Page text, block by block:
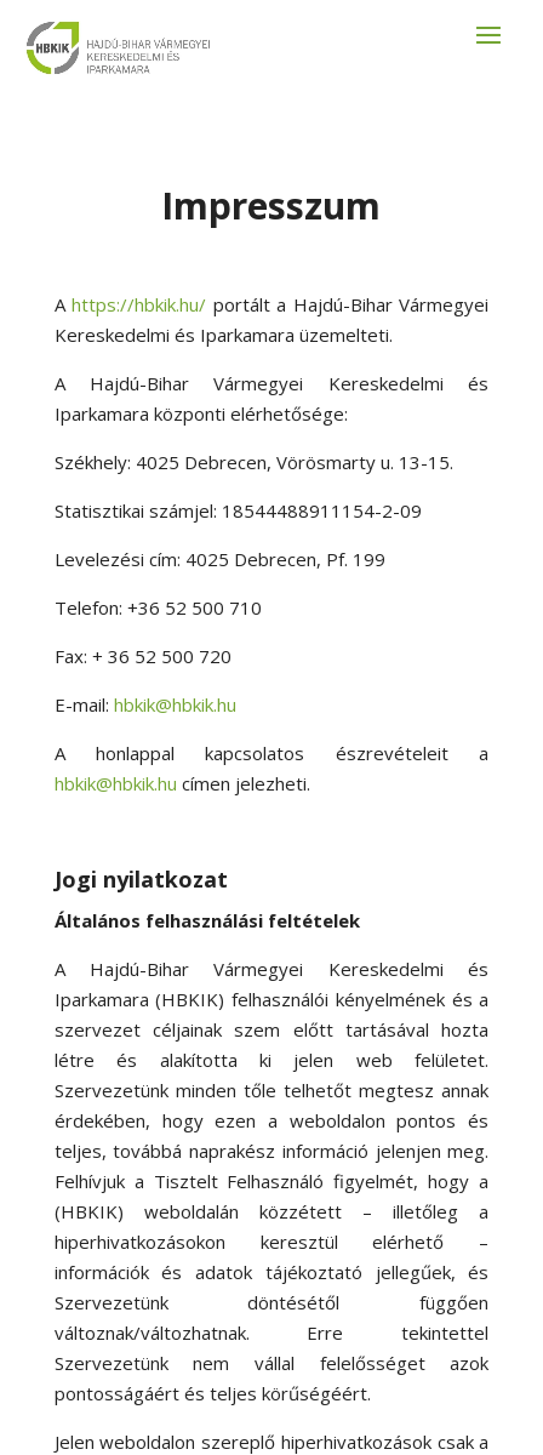
Impresszum
Ahttps://hbkik.hu/ portált a Hajdú-Bihar Vármegyei
Kereskedelmi és Iparkamara üzemelteti.
A Hajdú-Bihar Vármegyei Kereskedelmi és
Iparkamara központi elérhetősége:
Székhely: 4025 Debrecen, Vörösmarty u. 13-15.
Statisztikai számjel: 18544488911154-2-09
Levelezési cím: 4025 Debrecen, Pf. 199
Telefon: +36 52 500 710
Fax: + 36 52 500 720
E-mail: hbkik@hbkik.hu
A honlappal kapcsolatos észrevételeit a
hbkik@hbkik.hu címen jelezheti.
Jogi nyilatkozat
Általános felhasználási feltételek
A Hajdú-Bihar Vármegyei Kereskedelmi és
Iparkamara (HBKIK) felhasználói kényelmének és a
szervezet céljainak szem előtt tartásával hozta
létre és alakította ki jelen web felületet.
Szervezetünk minden tőle telhetőt megtesz annak
érdekében, hogy ezen a weboldalon pontos és
teljes, továbbá naprakész információ jelenjen meg.
Felhívjuk a Tisztelt Felhasználó figyelmét, hogy a
(HBKIK) weboldalán közzétett – illetőleg a
hiperhivatkozásokon keresztül elérhető –
információk és adatok tájékoztató jellegűek, és
Szervezetünk döntésétől függően
változnak/változhatnak. Erre tekintettel
Szervezetünk nem vállal felelősséget azok
pontosságáért és teljes körűségéért.
Jelen weboldalon szereplő hiperhivatkozások csak a